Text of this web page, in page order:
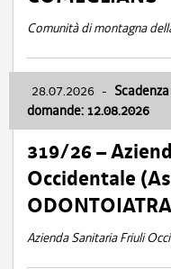
Comunità di montagna
28.07.2026 -
domande: 12.08.2026
319/26 –
Occidentale
ODONTOIATRA
Azienda Sanitaria Friuli